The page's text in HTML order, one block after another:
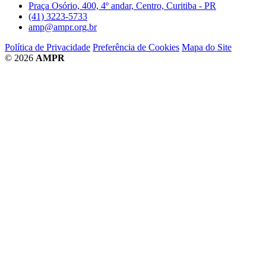
Praça Osório, 400, 4º andar, Centro, Curitiba - PR
(41) 3223-5733
amp@ampr.org.br
Política de Privacidade Preferência de Cookies Mapa do Site
© 2026 AMPR